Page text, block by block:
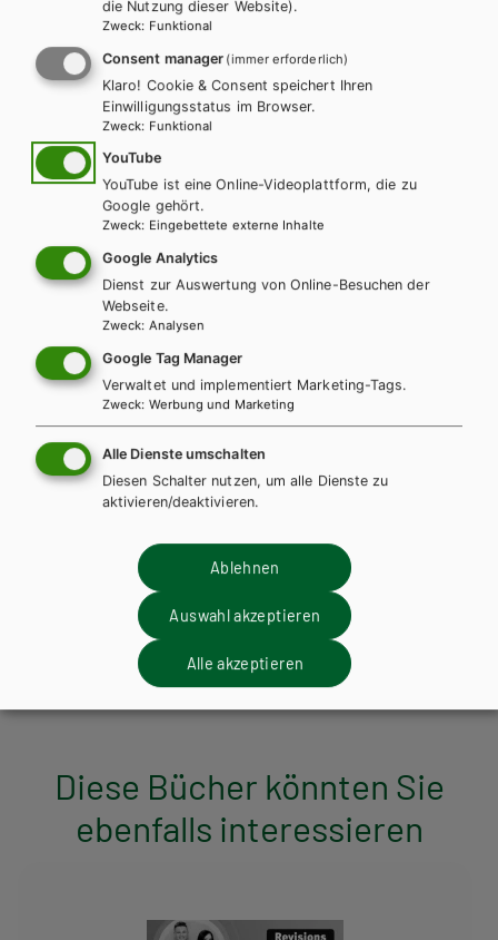
HAK/HAS HUM/FS HTL/FS
Best Shots. Students' Practice Pack BHS 1/2
Übungsbuch
HUM/FS HTL/FS
Best Shots. Students' Practice Pack BHS 4/5
Diese Bücher könnten Sie
ebenfalls interessieren
die Nutzung dieser Website).
Zweck: Funktional
Consent manager (immer erforderlich)
Klaro! Cookie & Consent speichert Ihren
Einwilligungsstatus im Browser.
Zweck: Funktional
YouTube
YouTube ist eine Online-Videoplattform, die zu
Google gehört.
Zweck: Eingebettete externe Inhalte
Google Analytics
Dienst zur Auswertung von Online-Besuchen der
Webseite.
Zweck: Analysen
Google Tag Manager
Verwaltet und implementiert Marketing-Tags.
Zweck: Werbung und Marketing
Alle Dienste umschalten
Diesen Schalter nutzen, um alle Dienste zu
aktivieren/deaktivieren.
Ablehnen
Auswahl akzeptieren
Alle akzeptieren